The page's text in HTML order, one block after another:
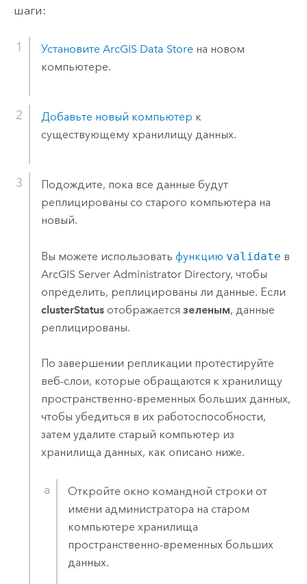
шаги:
Установите ArcGIS Data Storeна новом
компьютере.
Добавьте новый компьютер к
существующему хранилищу данных.
Подождите, пока все данные будут
реплицированы со старого компьютера на
новый.
Вы можете использовать функцию validate в
ArcGIS ServerAdministrator Directory, чтобы
определить, реплицированы ли данные. Если
clusterStatusотображается зеленым, данные
реплицированы.
По завершении репликации протестируйте
веб-слои, которые обращаются к хранилищу
пространственно-временных больших данных,
чтобы убедиться в их работоспособности,
затем удалите старый компьютер из
хранилища данных, как описано ниже.
Откройте окно командной строки от
имени администратора на старом
компьютере хранилища
пространственно-временных больших
данных.